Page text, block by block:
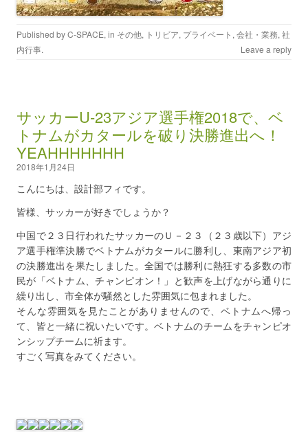
Published byC-SPACE, in その他, トリビア, プライベート , 会社・業務, 社
内行事. Leave a reply
サッカーU-23アジア選手権2018で、ベ
トナムがカタールを破り決勝進出へ！
YEAHHHHHHH
2018年1月24日
こんにちは、設計部フィです。
皆様、サッカーが好きでしょうか？
中国で２３日行われたサッカーのＵ－２３（２３歳以下）アジ
ア選手権準決勝でベトナムがカタールに勝利し、東南アジア初
の決勝進出を果たしました。全国では勝利に熱狂する多数の市
民が「ベトナム、チャンピオン！」と歓声を上げながら通りに
繰り出し、市全体が騒然とした雰囲気に包まれました。
そんな雰囲気を見たことがありませんので、ベトナムへ帰っ
て、皆と一緒に祝いたいです。ベトナムのチームをチャンピオ
ンシップチームに祈ます。
すごく写真をみてください。